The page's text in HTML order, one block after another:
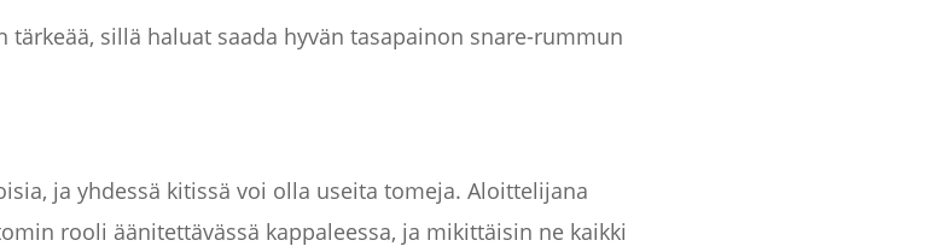
sillä haluat saada hyvän tasapainon snare-rummun
ja yhdessä kitissä voi olla useita tomeja. Aloittelijana
rooli äänitettävässä kappaleessa, ja mikittäisin ne kaikki